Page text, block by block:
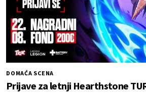
DOMAĆA SCENA
Prijave za letnji Hearthstone